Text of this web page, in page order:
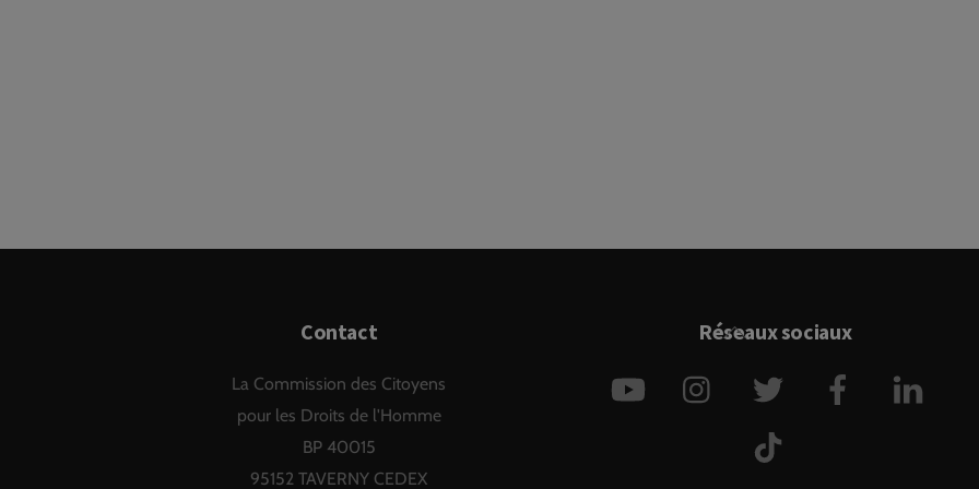
Back
Top
Contact
La Commission des Citoyens
pour les Droits de l'Homme
BP 40015
95152 TAVERNY CEDEX
Réseaux sociaux
YouTube Instagram Twitter Facebook